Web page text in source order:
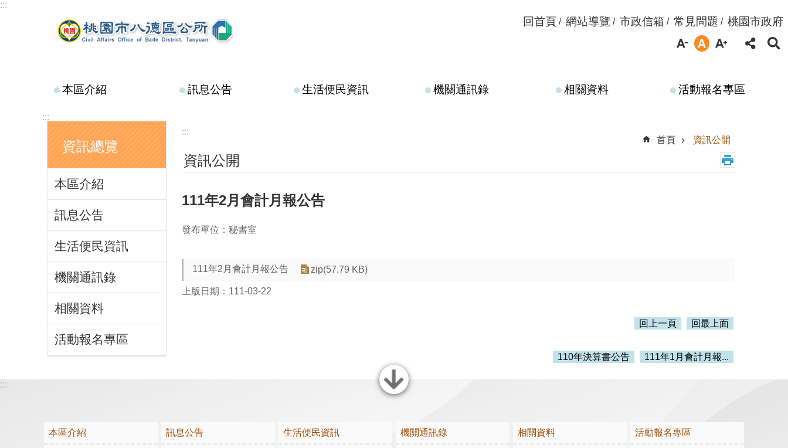
跳到主要內容區塊
:::
回首頁 網站導覽 市政信箱 常見問題 桃園市政府
本區介紹 訊息公告 生活便民資訊 機關通訊錄 相關資料 活動報名專區
:::
資訊總覽
本區介紹
訊息公告
生活便民資訊
機關通訊錄
相關資料
活動報名專區
:::
首頁
資訊公開
資訊公開
111年2月會計月報公告
發布單位：秘書室
111年2月會計月報公告 zip(57.79 KB)
上版日期：111-03-22
回上一頁 回最上面
110年決算書公告 111年1月會計月報...
關閉
:::
本區介紹 訊息公告 生活便民資訊 機關通訊錄 相關資料 活動報名專區